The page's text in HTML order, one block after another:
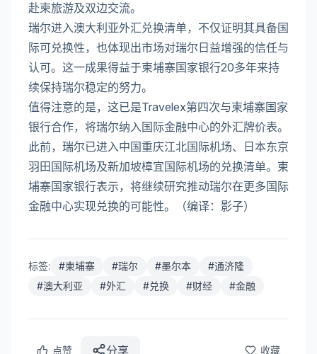
赴柬旅游及双边交流。
瑞尔进入澳大利亚外汇兑换清单，不仅证明其具备国
际可兑换性，也体现出市场对瑞尔日益增强的信任与
认可。这一成果得益于柬埔寨国家银行20多年来持
续保持瑞尔稳定的努力。
值得注意的是，这已是Travelex第四次与柬埔寨国家
银行合作，将瑞尔纳入国际金融中心的外汇牌价表。
此前，瑞尔已进入中国重庆江北国际机场、日本东京
羽田国际机场及新加坡樟宜国际机场的兑换清单。柬
埔寨国家银行表示，将继续研究推动瑞尔在更多国际
金融中心实现兑换的可能性。（编译：影子）
标签: #柬埔寨 #瑞尔 #墨尔本 #通济隆
#澳大利亚 #外汇 #兑换 #财经 #金融
点赞 分享 收藏